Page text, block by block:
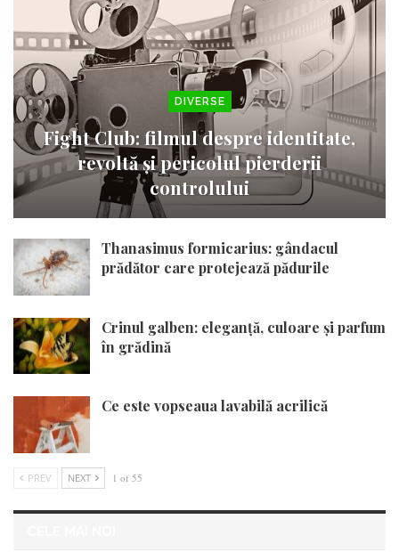
DIVERSE
Fight Club: filmul despre identitate,
revoltă și pericolul pierderii
controlului
Thanasimus formicarius: gândacul
prădător care protejează pădurile
Crinul galben: eleganță, culoare și parfum
în grădină
Ce este vopseaua lavabilă acrilică
PREV NEXT 1 of 55